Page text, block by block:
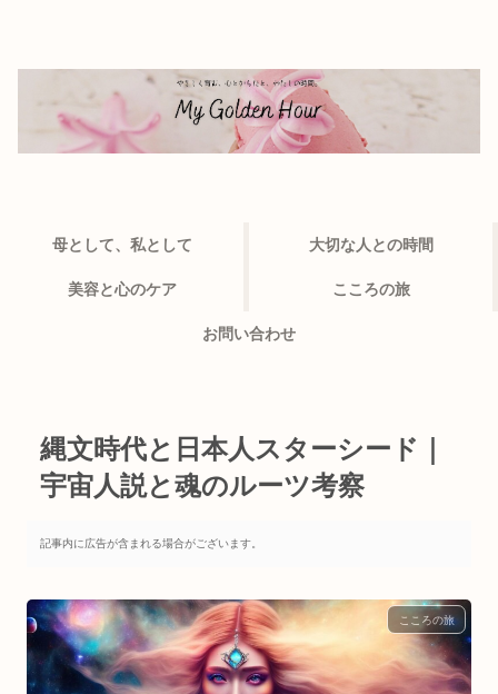
母として、私として 大切な人との時間
美容と心のケア こころの旅
お問い合わせ
縄文時代と日本人スターシード｜
宇宙人説と魂のルーツ考察
記事内に広告が含まれる場合がございます。
こころの旅